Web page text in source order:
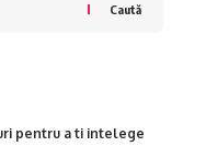
Caută
pentru a ti intelege